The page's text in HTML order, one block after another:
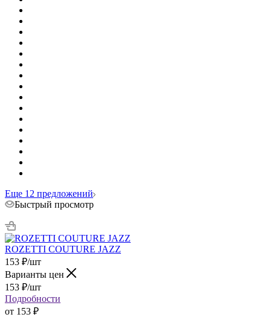
Еще 12 предложений
Быстрый просмотр
ROZETTI COUTURE JAZZ
153 ₽/шт
Варианты цен
153 ₽/шт
Подробности
от 153 ₽